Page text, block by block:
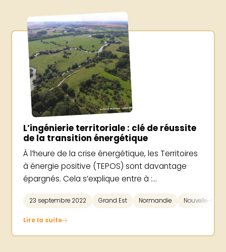
L’ingénierie territoriale : clé de réussite
de la transition énergétique
À l’heure de la crise énergétique, les Territoires
à énergie positive (TEPOS) sont davantage
épargnés. Cela s’explique entre à :...
23 septembre 2022 Grand Est Normandie Nouvelle-
Lire la suite